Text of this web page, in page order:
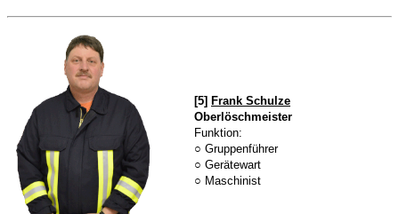
[5] Frank Schulze
Oberlöschmeister
Funktion:
○ Gruppenführer
○ Gerätewart
○ Maschinist